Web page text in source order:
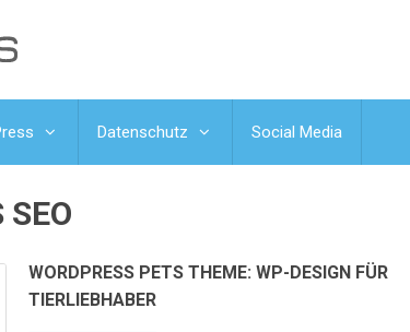
Datenschutz Social Media
SEO
WORDPRESS PETS THEME: WP-DESIGN FÜR
TIERLIEBHABER